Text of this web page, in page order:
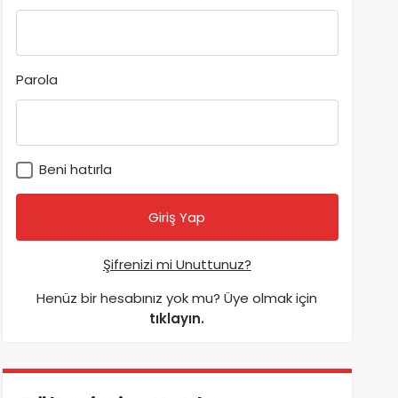
Parola
Beni hatırla
Şifrenizi mi Unuttunuz?
Henüz bir hesabınız yok mu? Üye olmak için
tıklayın.